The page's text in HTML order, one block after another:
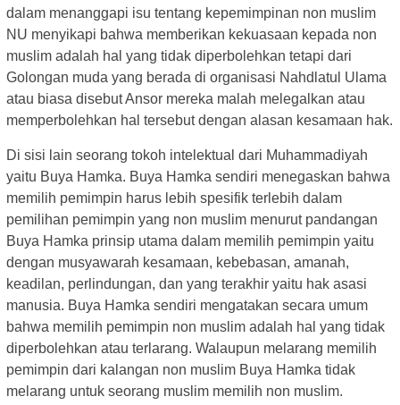
dalam menanggapi isu tentang kepemimpinan non muslim
NU menyikapi bahwa memberikan kekuasaan kepada non
muslim adalah hal yang tidak diperbolehkan tetapi dari
Golongan muda yang berada di organisasi Nahdlatul Ulama
atau biasa disebut Ansor mereka malah melegalkan atau
memperbolehkan hal tersebut dengan alasan kesamaan hak.
Di sisi lain seorang tokoh intelektual dari Muhammadiyah
yaitu Buya Hamka. Buya Hamka sendiri menegaskan bahwa
memilih pemimpin harus lebih spesifik terlebih dalam
pemilihan pemimpin yang non muslim menurut pandangan
Buya Hamka prinsip utama dalam memilih pemimpin yaitu
dengan musyawarah kesamaan, kebebasan, amanah,
keadilan, perlindungan, dan yang terakhir yaitu hak asasi
manusia. Buya Hamka sendiri mengatakan secara umum
bahwa memilih pemimpin non muslim adalah hal yang tidak
diperbolehkan atau terlarang. Walaupun melarang memilih
pemimpin dari kalangan non muslim Buya Hamka tidak
melarang untuk seorang muslim memilih non muslim.